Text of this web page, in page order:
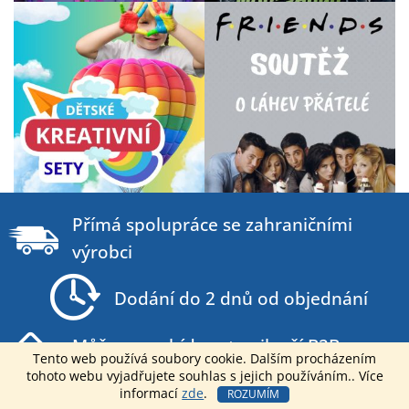
Tento web používá soubory cookie. Dalším procházením
tohoto webu vyjadřujete souhlas s jejich používáním.. Více
informacízde. ROZUMÍM
p
Přímá spolupráce se zahraničními
výrobci
Dodání do 2 dnů od objednání
Můžeme nabídnout nejlepší B2B ceny na
trhu